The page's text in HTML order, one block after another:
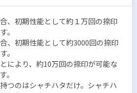
、初期性能として約１万回の捺印
。
、初期性能として約3000回の捺印
。
により、約10万回の捺印が可能な
。
つのはシャチハタだけ。シャチハ